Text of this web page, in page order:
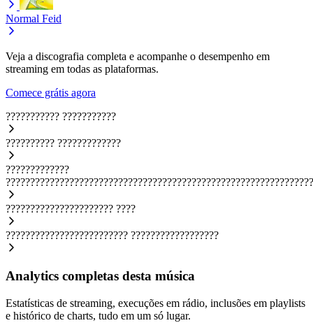
Normal Feid
Veja a discografia completa e acompanhe o desempenho em
streaming em todas as plataformas.
Comece grátis agora
??????????? ???????????
?????????? ?????????????
?????????????
???????????????????????????????????????????????????????????????
?????????????????????? ????
????????????????????????? ??????????????????
Analytics completas desta música
Estatísticas de streaming, execuções em rádio, inclusões em playlists
e histórico de charts, tudo em um só lugar.